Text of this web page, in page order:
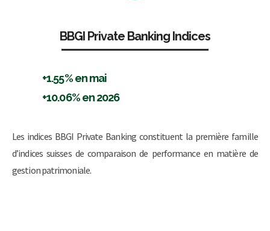
BBGI Private Banking Indices
+1.55% en mai
+10.06% en 2026
Les indices BBGI Private Banking constituent la première famille
d’indices suisses de comparaison de performance en matière de
gestion patrimoniale.